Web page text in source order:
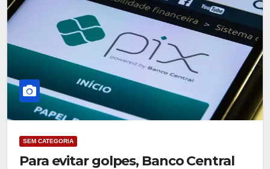
SEM CATEGORIA
Para evitar golpes, Banco Central